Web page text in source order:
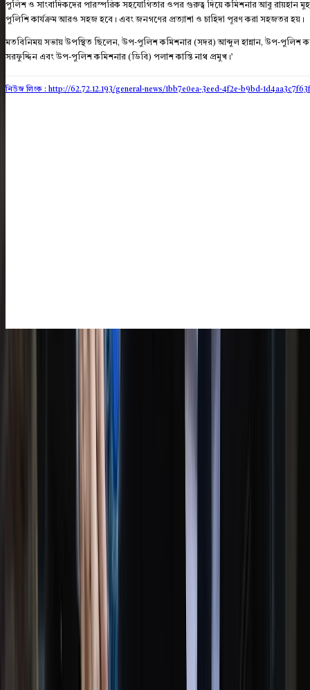
পুলিশ ও সাংবাদিকদের পারস্পরিক সহযোগিতার ওপর গুরুত্ব দিয়ে কমিশনার আবু রায়হান
পুলিশি কার্যক্রম আরও সহজ হবে। এবং জনগণের প্রত্যাশা ও চাহিদা পূরণ করা সহজতর হয়।
মতবিনিময় সভায় উপস্থিত ছিলেন, উপ-পুলিশ কমিশনার (সদর) আব্দুল হান্নান, উপ-পুলিশ
সরফুদ্দিন এবং উপ-পুলিশ কমিশনার (ডিবি) পলাশ কান্তি নাথ প্রমুখ।’
নিউজ লিংক : http://62.72.12.193/general-news/1bb7e0ea-3eed-4f2e-b9bd-1d4aa3c7f63f